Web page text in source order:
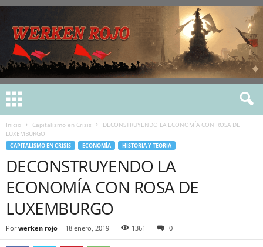
Inicio Capitalismo en Crisis
DECONSTRUYENDO LA ECONOMÍA CON ROSA DE
LUXEMBURGO
CAPITALISMO EN CRISIS ECONOMÍA HISTORIA Y TEORIA
DECONSTRUYENDO LA
ECONOMÍA CON ROSA DE
LUXEMBURGO
Por werken rojo - 18 enero, 2019 1361 0